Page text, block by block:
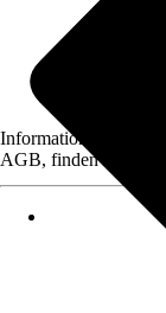
Informationen des
AGB, finden Sie bei